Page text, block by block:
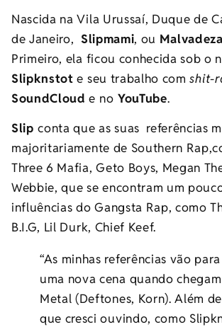
Nascida na Vila Urussaí, Duque de
de Janeiro, Slipmami, ou Malvadeza
Primeiro, ela ficou conhecida sob o
Slipknstot e seu trabalho comshit-
SoundCloud e no YouTube.
Slipconta que as suas referências
majoritariamente de Southern
Three 6 Mafia, Geto Boys, Megan
Webbie, que se encontram um
influências do Gangsta Rap, como
B.I.G, Lil Durk, Chief Keef.
“As minhas referências vão
uma nova cena quando
Metal (Deftones, Korn). Além
que cresci ouvindo, como